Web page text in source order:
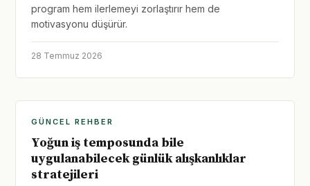
program hem ilerlemeyi zorlaştırır hem de
motivasyonu düşürür.
28 Temmuz 2026
GÜNCEL REHBER
Yoğun iş temposunda bile
uygulanabilecek günlük alışkanlıklar
stratejileri